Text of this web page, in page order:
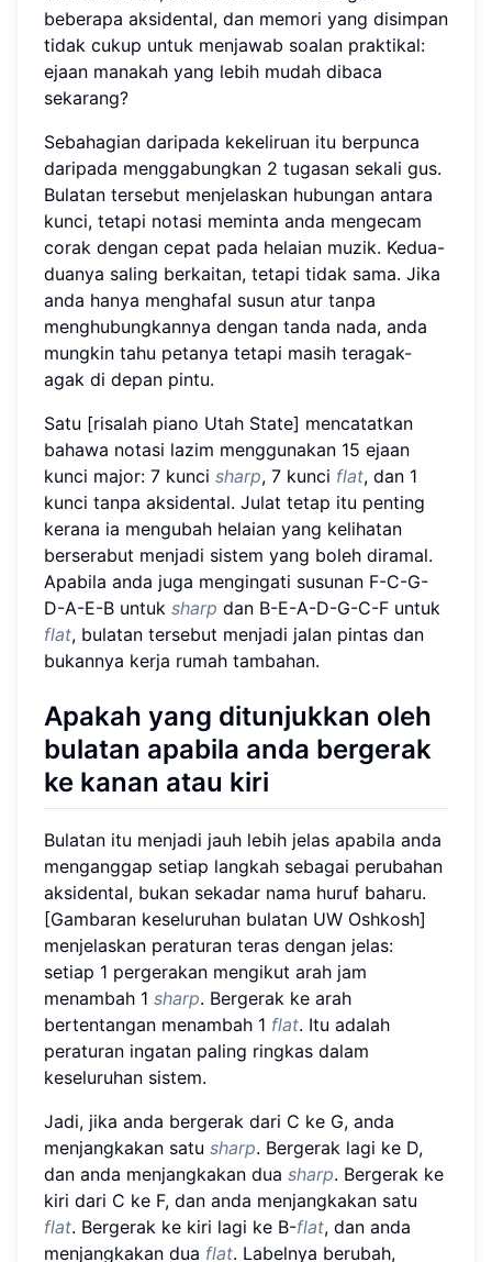
beberapa aksidental, dan memori yang disimpan
tidak cukup untuk menjawab soalan praktikal:
ejaan manakah yang lebih mudah dibaca
sekarang?
Sebahagian daripada kekeliruan itu berpunca
daripada menggabungkan 2 tugasan sekali gus.
Bulatan tersebut menjelaskan hubungan antara
kunci, tetapi notasi meminta anda mengecam
corak dengan cepat pada helaian muzik. Kedua-
duanya saling berkaitan, tetapi tidak sama. Jika
anda hanya menghafal susun atur tanpa
menghubungkannya dengan tanda nada, anda
mungkin tahu petanya tetapi masih teragak-
agak di depan pintu.
Satu [risalah piano Utah State] mencatatkan
bahawa notasi lazim menggunakan 15 ejaan
kunci major: 7 kunci sharp, 7 kunci flat, dan 1
kunci tanpa aksidental. Julat tetap itu penting
kerana ia mengubah helaian yang kelihatan
berserabut menjadi sistem yang boleh diramal.
Apabila anda juga mengingati susunan F-C-G-
D-A-E-B untuk sharp dan B-E-A-D-G-C-F untuk
flat, bulatan tersebut menjadi jalan pintas dan
bukannya kerja rumah tambahan.
Apakah yang ditunjukkan oleh
bulatan apabila anda bergerak
ke kanan atau kiri
Bulatan itu menjadi jauh lebih jelas apabila anda
menganggap setiap langkah sebagai perubahan
aksidental, bukan sekadar nama huruf baharu.
[Gambaran keseluruhan bulatan UW Oshkosh]
menjelaskan peraturan teras dengan jelas:
setiap 1 pergerakan mengikut arah jam
menambah 1 sharp. Bergerak ke arah
bertentangan menambah 1 flat. Itu adalah
peraturan ingatan paling ringkas dalam
keseluruhan sistem.
Jadi, jika anda bergerak dari C ke G, anda
menjangkakan satu sharp. Bergerak lagi ke D,
dan anda menjangkakan dua sharp. Bergerak ke
kiri dari C ke F, dan anda menjangkakan satu
flat. Bergerak ke kiri lagi ke B-flat, dan anda
menjangkakan dua flat. Labelnya berubah,